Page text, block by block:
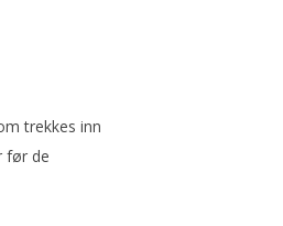
trekkes inn
før de